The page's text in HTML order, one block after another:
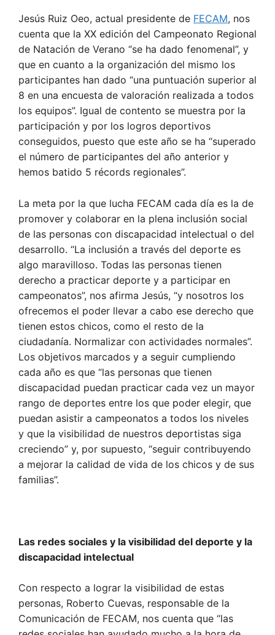
Jesús Ruiz Oeo, actual presidente de FECAM, nos
cuenta que la XX edición del Campeonato Regional
de Natación de Verano “se ha dado fenomenal”, y
que en cuanto a la organización del mismo los
participantes han dado “una puntuación superior al
8 en una encuesta de valoración realizada a todos
los equipos”. Igual de contento se muestra por la
participación y por los logros deportivos
conseguidos, puesto que este año se ha “superado
el número de participantes del año anterior y
hemos batido 5 récords regionales”.
La meta por la que lucha FECAM cada día es la de
promover y colaborar en la plena inclusión social
de las personas con discapacidad intelectual o del
desarrollo. “La inclusión a través del deporte es
algo maravilloso. Todas las personas tienen
derecho a practicar deporte y a participar en
campeonatos”, nos afirma Jesús, “y nosotros los
ofrecemos el poder llevar a cabo ese derecho que
tienen estos chicos, como el resto de la
ciudadanía. Normalizar con actividades normales”.
Los objetivos marcados y a seguir cumpliendo
cada año es que “las personas que tienen
discapacidad puedan practicar cada vez un mayor
rango de deportes entre los que poder elegir, que
puedan asistir a campeonatos a todos los niveles
y que la visibilidad de nuestros deportistas siga
creciendo” y, por supuesto, “seguir contribuyendo
a mejorar la calidad de vida de los chicos y de sus
familias”.
Las redes sociales y la visibilidad del deporte y la
discapacidad intelectual
Con respecto a lograr la visibilidad de estas
personas, Roberto Cuevas, responsable de la
Comunicación de FECAM, nos cuenta que “las